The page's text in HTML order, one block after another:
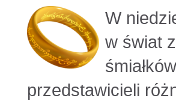
W
w świat
przedstawicieli